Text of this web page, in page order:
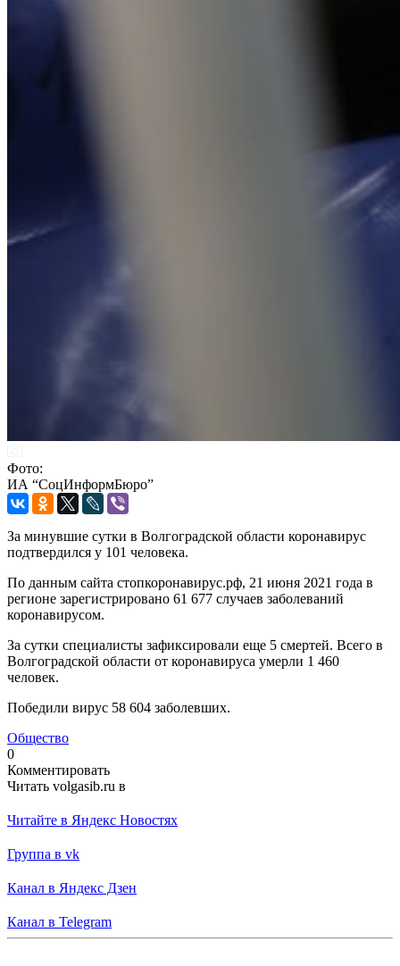
Фото:
ИА “СоцИнформБюро”
За минувшие сутки в Волгоградской области коронавирус
подтвердился у 101 человека.
По данным сайта стопкоронавирус.рф, 21 июня 2021 года в
регионе зарегистрировано 61 677 случаев заболеваний
коронавирусом.
За сутки специалисты зафиксировали еще 5 смертей. Всего в
Волгоградской области от коронавируса умерли 1 460
человек.
Победили вирус 58 604 заболевших.
Общество
0
Комментировать
Читать volgasib.ru в
Читайте в Яндекс Новостях
Группа в vk
Канал в Яндекс Дзен
Канал в Telegram